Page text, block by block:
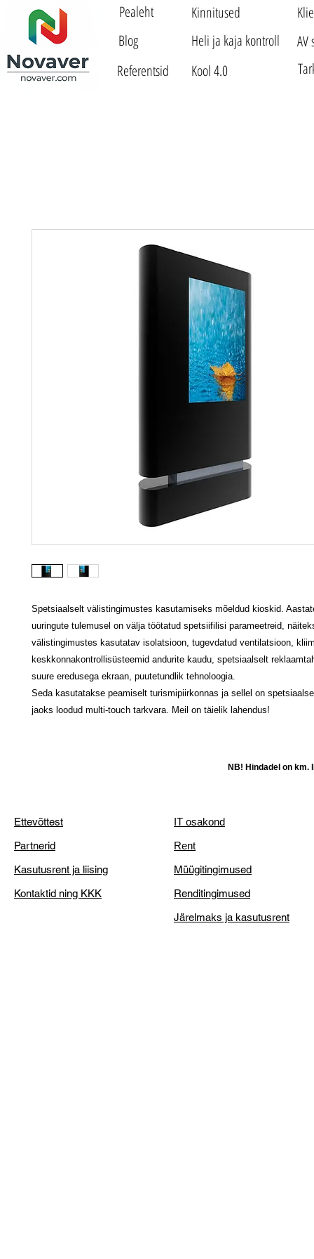
Pealeht
Blog
Referentsid
Heli ja kaja kontroll
Kinnitused
Kool 4.0
Spetsiaalselt välistingimustes kasutamiseks mõeldud kioskid.
uuringute tulemusel on välja töötatud spetsiifilisi parameetreid,
välistingimustes kasutatav isolatsioon, tugevdatud ventilatsioon,
keskkonnakontrollisüsteemid andurite kaudu, spetsiaalselt
suure eredusega ekraan, puutetundlik tehnoloogia.
Seda kasutatakse peamiselt turismipiirkonnas ja sellel on
jaoks loodud multi-touch tarkvara. Meil on täielik lahendus!
NB! Hindadel on km.
Ettevõttest
Partnerid
Kasutusrent ja liising
Kontaktid ning KKK
IT osakond
Rent
Müügitingimused
Renditingimused
Järelmaks ja kasutusrent